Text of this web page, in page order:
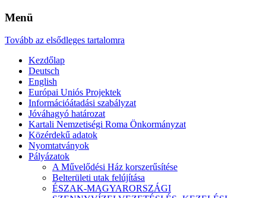
Menü
Tovább az elsődleges tartalomra
Kezdőlap
Deutsch
English
Európai Uniós Projektek
Információátadási szabályzat
Jóváhagyó határozat
Kartali Nemzetiségi Roma Önkormányzat
Közérdekű adatok
Nyomtatványok
Pályázatok
A Művelődési Ház korszerűsítése
Belterületi utak felújítása
ÉSZAK-MAGYARORSZÁGI